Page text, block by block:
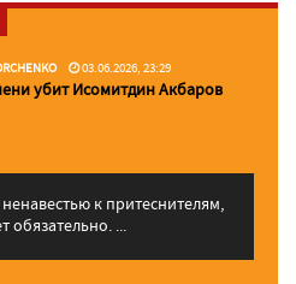
03.06.2026, 23:29
убит Исомитдин Акбаров
к притеснителям,
обязательно. ...